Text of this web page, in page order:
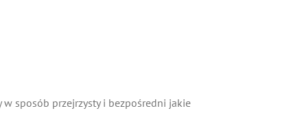
sposób przejrzysty i bezpośredni jakie